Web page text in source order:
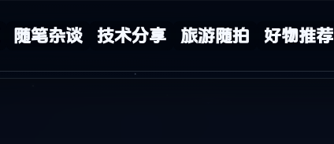
随笔杂谈 技术分享 旅游随拍 好物推荐